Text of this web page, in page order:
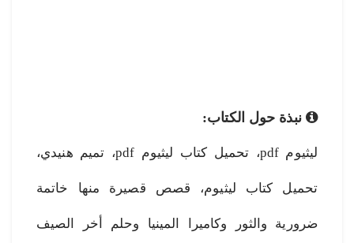
نبذة حول الكتاب:
ليثيوم pdf، تحميل كتاب ليثيوم pdf، تميم هنيدي،
تحميل كتاب ليثيوم، قصص قصيرة منها خاتمة
ضرورية والثور وكاميرا المينيا وحلم أخر الصيف